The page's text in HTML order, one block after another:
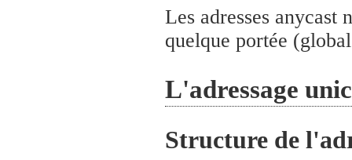
Les adresses anycast
quelque portée
L'adressage
Structure de